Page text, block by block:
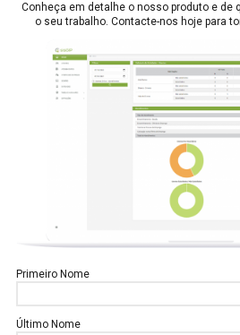
Conheça em detalhe o nosso produto e de
o seu trabalho. Contacte-nos hoje para
Primeiro Nome
Último Nome